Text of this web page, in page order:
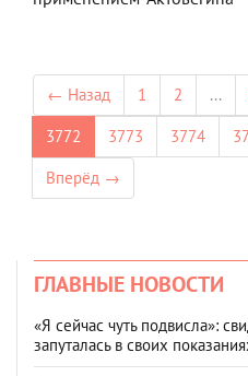
← Назад 1 2 ...
3772
3773 3774
Вперёд →
ГЛАВНЫЕ НОВОСТИ
«Я сейчас чуть подвисла»:
запуталась в своих